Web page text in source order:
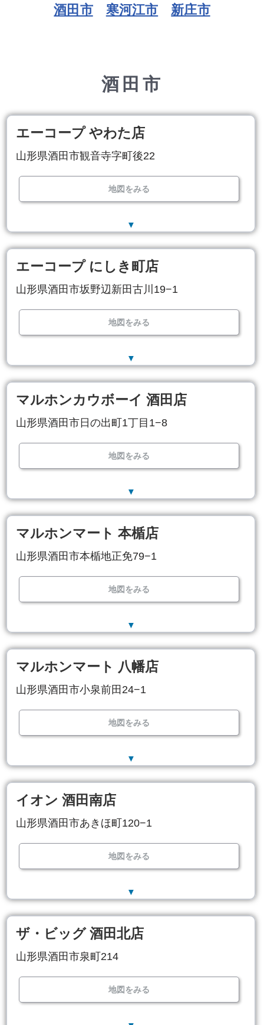
酒田市 寒河江市 新庄市
酒田市
エーコープ やわた店
山形県酒田市観音寺字町後22
地図をみる
▼
エーコープ にしき町店
山形県酒田市坂野辺新田古川19−1
地図をみる
▼
マルホンカウボーイ 酒田店
山形県酒田市日の出町1丁目1−8
地図をみる
▼
マルホンマート 本楯店
山形県酒田市本楯地正免79−1
地図をみる
▼
マルホンマート 八幡店
山形県酒田市小泉前田24−1
地図をみる
▼
イオン 酒田南店
山形県酒田市あきほ町120−1
地図をみる
▼
ザ・ビッグ 酒田北店
山形県酒田市泉町214
地図をみる